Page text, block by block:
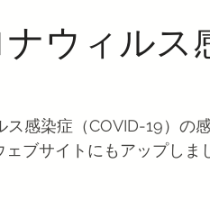
ウィルス
感染症（COVID-19）の
ブサイトにもアップしま